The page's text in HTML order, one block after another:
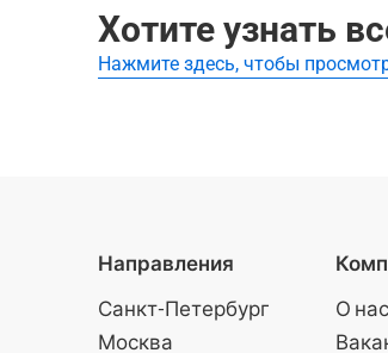
Хотите узнать
Нажмите здесь, чтобы
Направления
Санкт-Петербург
Москва
О нас